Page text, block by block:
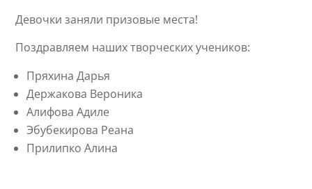
Девочки заняли призовые места!
Поздравляем наших творческих учеников:
Пряхина Дарья
Держакова Вероника
Алифова Адиле
Эбубекирова Реана
Прилипко Алина